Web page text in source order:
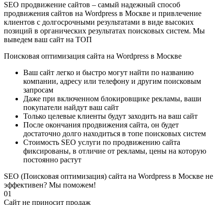
SEO продвижение сайтов – самый надежный способ
продвижения сайтов на Wordpress в Москве и привлечение
клиентов с долгосрочными результатами в виде высоких
позиций в органических результатах поисковых систем. Мы
выведем ваш сайт на ТОП
Поисковая оптимизация сайта на Wordpress в Москве
Ваш сайт легко и быстро могут найти по названию
компании, адресу или телефону и другим поисковым
запросам
Даже при включенном блокировщике рекламы, ваши
покупатели найдут ваш сайт
Только целевые клиенты будут заходить на ваш сайт
После окончания продвижения сайта, он будет
достаточно долго находиться в топе поисковых систем
Стоимость SEO услуги по продвижению сайта
фиксированы, в отличие от рекламы, цены на которую
постоянно растут
SEO (Поисковая оптимизация) сайта на Wordpress в Москве не
эффективен? Мы поможем!
01
Сайт не приносит продаж